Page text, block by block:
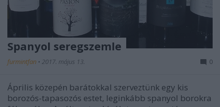
Spanyol seregszemle
furmintfan • 2017. május 13. 0
Április közepén barátokkal szerveztünk egy kis
borozós-tapasozós estet, leginkább spanyol borokra